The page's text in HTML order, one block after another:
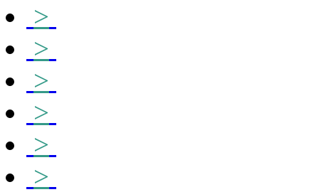
>
>
>
>
>
>